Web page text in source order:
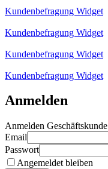
Kundenbefragung Widget
Kundenbefragung Widget
Kundenbefragung Widget
Kundenbefragung Widget
Anmelden
Anmelden Geschäftskunde
Email
Passwort
Angemeldet bleiben